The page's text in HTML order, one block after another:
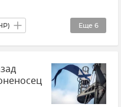
Еще 6